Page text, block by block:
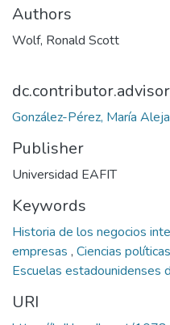
Authors
Wolf, Ronald Scott
dc.contributor.advisor
González-Pérez, María
Publisher
Universidad EAFIT
Keywords
Historia de los negocios
empresas , Ciencias políticas
Escuelas estadounidenses
URI